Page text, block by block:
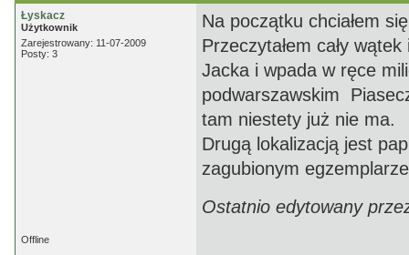
Łyskacz
Użytkownik
Zarejestrowany: 11-07-2009
Posty: 3
Na początku chciałem
Przeczytałem cały
Jacka i wpada w ręce
podwarszawskim
tam niestety już nie ma.
Drugą lokalizacją jest
zagubionym
Ostatnio edytowany
Offline